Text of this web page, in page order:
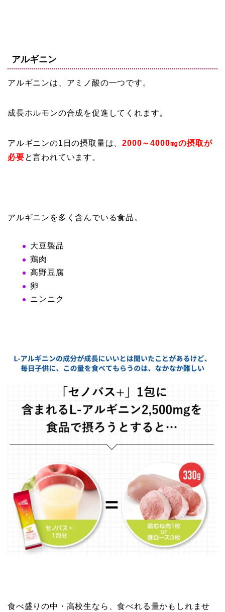
アルギニン
アルギニンは、アミノ酸の一つです。
成長ホルモンの合成を促進してくれます。
アルギニンの1日の摂取量は、2000～4000㎎の摂取が
必要と言われています。
アルギニンを多く含んでいる食品。
大豆製品
鶏肉
高野豆腐
卵
ニンニク
食べ盛りの中・高校生なら、食べれる量かもしれませ